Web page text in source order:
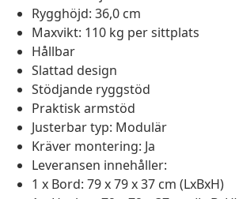
Rygghöjd: 36,0 cm
Maxvikt: 110 kg per sittplats
Hållbar
Slattad design
Stödjande ryggstöd
Praktisk armstöd
Justerbar typ: Modulär
Kräver montering: Ja
Leveransen innehåller:
1 x Bord: 79 x 79 x 37 cm (LxBxH)